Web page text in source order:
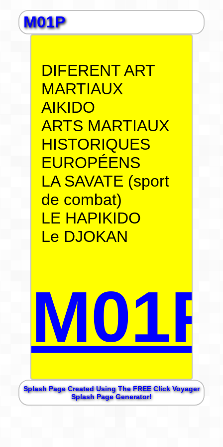
M01P
DIFERENT ART
MARTIAUX
AIKIDO
ARTS MARTIAUX
HISTORIQUES
EUROPÉENS
LA SAVATE (sport
de combat)
LE HAPIKIDO
Le DJOKAN
M01P
Splash Page Created Using The FREE Click Voyager
Splash Page Generator!